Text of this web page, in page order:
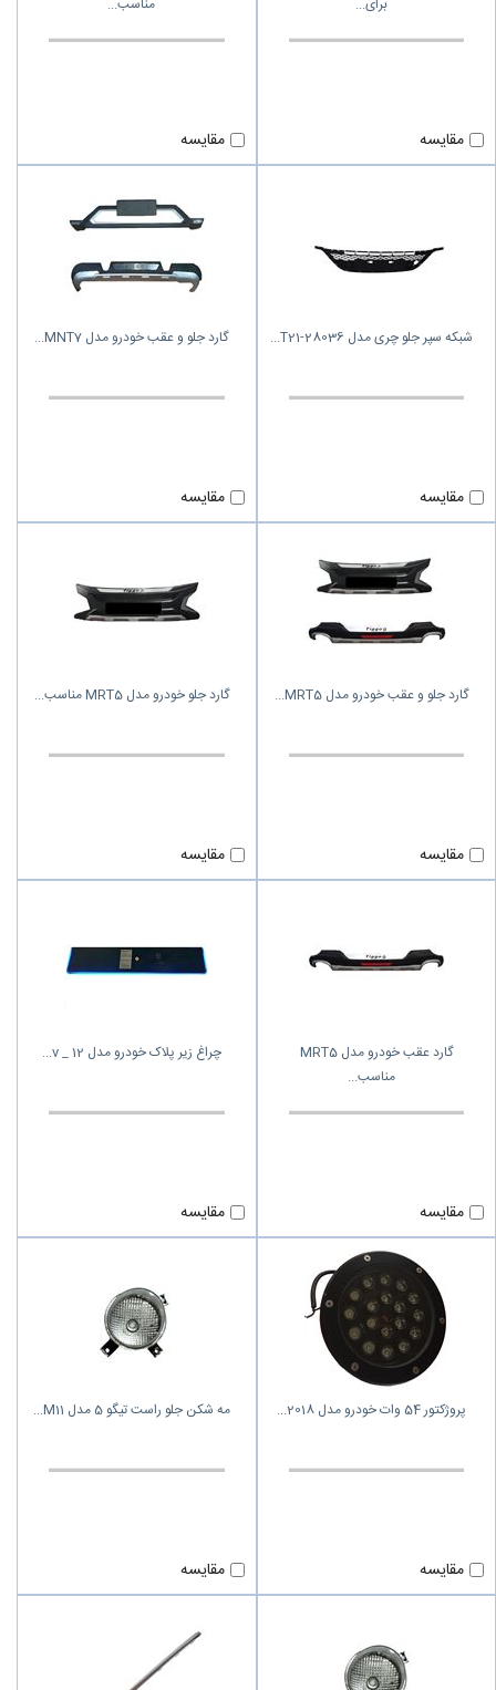
مقایسه مقایسه
شبکه سپر جلو چری مدل T21-28036
مقایسه
گارد جلو و عقب خودرو مدل MNT7
مقایسه
گارد جلو و عقب خودرو مدل MRT5
مقایسه
گارد جلو خودرو مدل MRT5 مناسب
مقایسه
گارد عقب خودرو مدل MRT5
مناسب
مقایسه
چراغ زیر پلاک خودرو مدل 12 _ v
مقایسه
پروژکتور 54 وات خودرو مدل 2018
مقایسه
مه شکن جلو راست تیگو 5 مدل M11
مقایسه